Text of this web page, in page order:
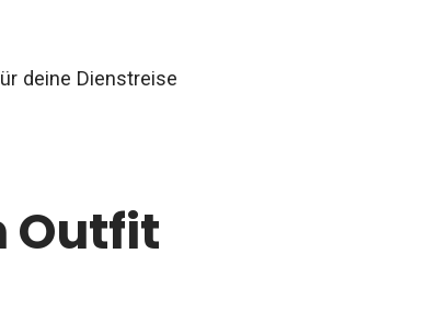
deine Dienstreise
Outfit